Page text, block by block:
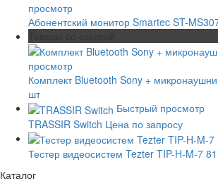
просмотр
Абонентский монитор Smartec ST-
просмотр
Комплект Bluetooth Sony +
шт
Быстрый просмотр
TRASSIR Switch Цена по запросу
Тестер видеосистем Tezter TIP-H-M-7
Каталог